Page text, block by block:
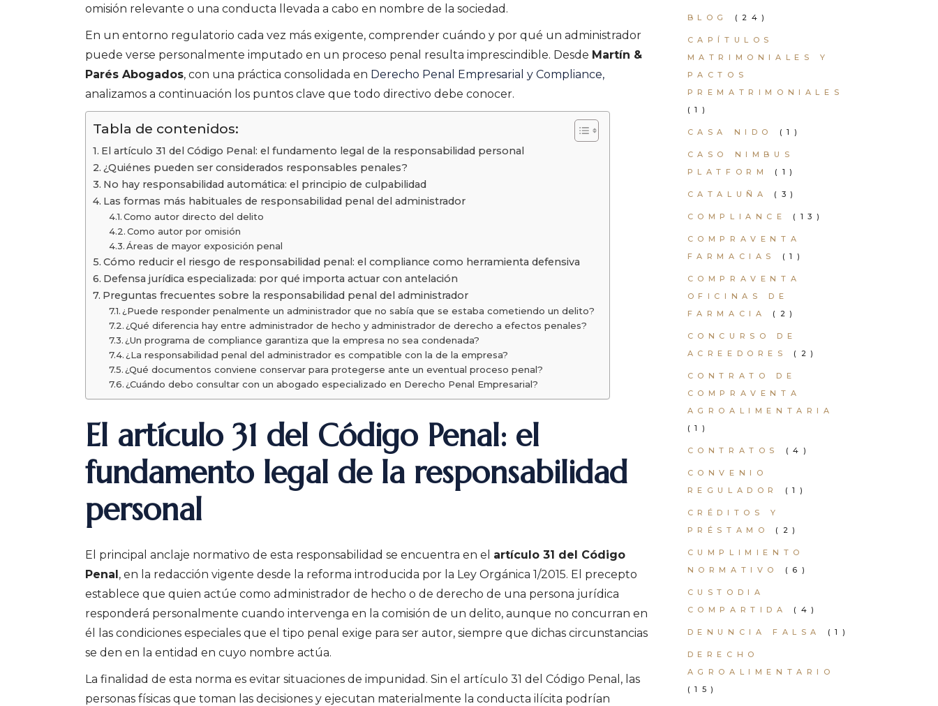
omisión relevante o una conducta llevada a cabo en nombre de la sociedad.
En un entorno regulatorio cada vez más exigente, comprender cuándo y por qué un administrador
puede verse personalmente imputado en un proceso penal resulta imprescindible. Desde Martín &
Parés Abogados, con una práctica consolidada en Derecho Penal Empresarial y Compliance,
analizamos a continuación los puntos clave que todo directivo debe conocer.
Tabla de contenidos:
El artículo 31 del Código Penal: el fundamento legal de la responsabilidad personal
¿Quiénes pueden ser considerados responsables penales?
No hay responsabilidad automática: el principio de culpabilidad
Las formas más habituales de responsabilidad penal del administrador
Como autor directo del delito
Como autor por omisión
Áreas de mayor exposición penal
Cómo reducir el riesgo de responsabilidad penal: el compliance como herramienta defensiva
Defensa jurídica especializada: por qué importa actuar con antelación
Preguntas frecuentes sobre la responsabilidad penal del administrador
¿Puede responder penalmente un administrador que no sabía que se estaba cometiendo un delito?
¿Qué diferencia hay entre administrador de hecho y administrador de derecho a efectos penales?
¿Un programa de compliance garantiza que la empresa no sea condenada?
¿La responsabilidad penal del administrador es compatible con la de la empresa?
¿Qué documentos conviene conservar para protegerse ante un eventual proceso penal?
¿Cuándo debo consultar con un abogado especializado en Derecho Penal Empresarial?
El artículo 31 del Código Penal: el
fundamento legal de la responsabilidad
personal
El principal anclaje normativo de esta responsabilidad se encuentra en el artículo 31 del Código
Penal, en la redacción vigente desde la reforma introducida por la Ley Orgánica 1/2015. El precepto
establece que quien actúe como administrador de hecho o de derecho de una persona jurídica
responderá personalmente cuando intervenga en la comisión de un delito, aunque no concurran en
él las condiciones especiales que el tipo penal exige para ser autor, siempre que dichas circunstancias
se den en la entidad en cuyo nombre actúa.
La finalidad de esta norma es evitar situaciones de impunidad. Sin el artículo 31 del Código Penal, las
personas físicas que toman las decisiones y ejecutan materialmente la conducta ilícita podrían
BLOG (24)
CAPÍTULOS
MATRIMONIALES Y
PACTOS
PREMATRIMONIALES
(1)
CASA NIDO (1)
CASO NIMBUS
PLATFORM
(1)
CATALUÑA (3)
COMPLIANCE (13)
COMPRAVENTA
FARMACIAS
(1)
COMPRAVENTA
OFICINAS DE
FARMACIA
(2)
CONCURSO DE
ACREEDORES
(2)
CONTRATO DE
COMPRAVENTA
AGROALIMENTARIA
(1)
CONTRATOS (4)
CONVENIO
REGULADOR
(1)
CRÉDITOS Y
PRÉSTAMO
(2)
CUMPLIMIENTO
NORMATIVO
(6)
CUSTODIA
COMPARTIDA
(4)
DENUNCIA FALSA (1)
DERECHO
AGROALIMENTARIO
(15)